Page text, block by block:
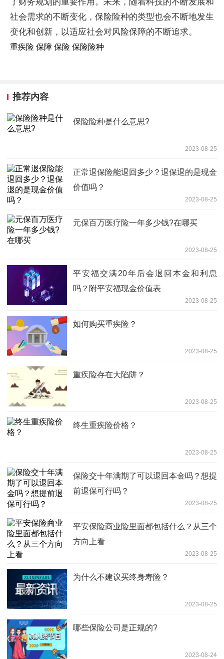
社会需求的不断变化，保险险种的类型也会不断地发生
变化和创新，以适应社会对风险保障的不断追求。
重疾险 保障 保险 保险险种
推荐内容
保险险种是什么意思?
2023-08-25
正常退保险能退回多少？退保退的是现金
价值吗？
2023-08-25
元保百万医疗险一年多少钱?在哪买
2023-08-25
平安福交满20年后会退回本金和利息
吗？附平安福现金价值表
2023-08-25
如何购买重疾险？
2023-08-25
重疾险存在大陷阱？
2023-08-25
终生重疾险价格？
2023-08-25
保险交十年满期了可以退回本金吗？想提
前退保可行吗？
2023-08-25
平安保险商业险里面都包括什么？从三个
方向上看
2023-08-25
为什么不建议买终身寿险？
2023-08-25
哪些保险公司是正规的?
2023-08-24